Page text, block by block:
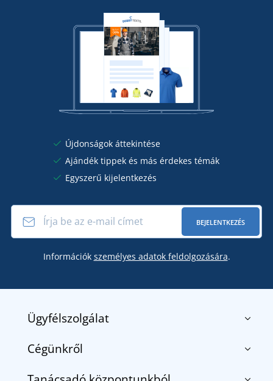
Újdonságok áttekintése
Ajándék tippek és más érdekes témák
Egyszerű kijelentkezés
BEJELENTKEZÉS
Információk személyes adatok feldolgozására.
Ügyfélszolgálat
Kapcsolat
Cégünkről